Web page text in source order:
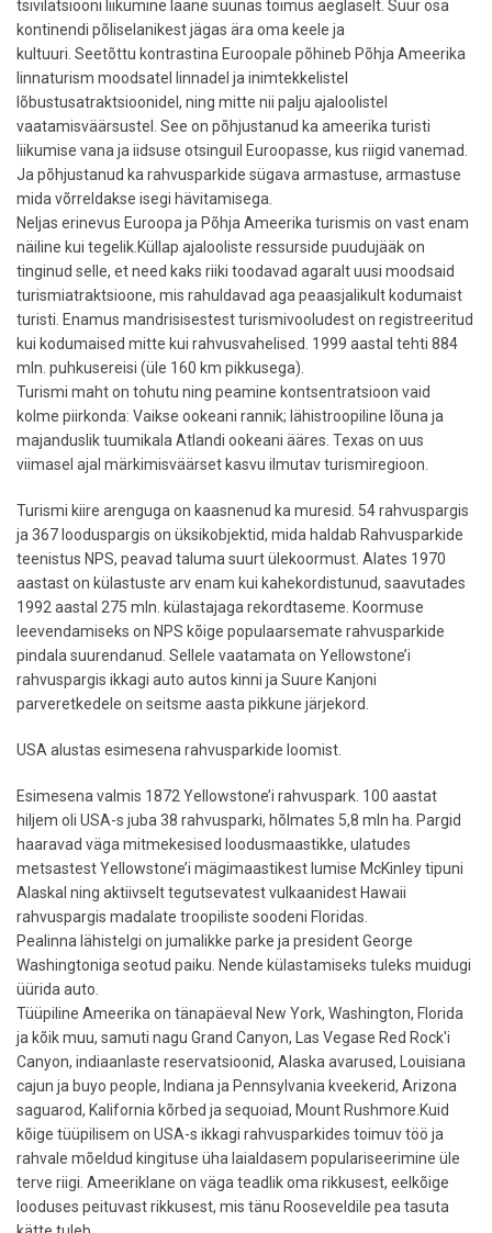
tsivilatsiooni liikumine lääne suunas toimus aeglaselt. Suur osa
kontinendi põliselanikest jägas ära oma keele ja
kultuuri. Seetõttu kontrastina Euroopale põhineb Põhja Ameerika
linnaturism moodsatel linnadel ja inimtekkelistel
lõbustusatraktsioonidel, ning mitte nii palju ajaloolistel
vaatamisväärsustel. See on põhjustanud ka ameerika turisti
liikumise vana ja iidsuse otsinguil Euroopasse, kus riigid vanemad.
Ja põhjustanud ka rahvusparkide sügava armastuse, armastuse
mida võrreldakse isegi hävitamisega.
Neljas erinevus Euroopa ja Põhja Ameerika turismis on vast enam
näiline kui tegelik.Küllap ajalooliste ressurside puudujääk on
tinginud selle, et need kaks riiki toodavad agaralt uusi moodsaid
turismiatraktsioone, mis rahuldavad aga peaasjalikult kodumaist
turisti. Enamus mandrisisestest turismivooludest on registreeritud
kui kodumaised mitte kui rahvusvahelised. 1999 aastal tehti 884
mln. puhkusereisi (üle 160 km pikkusega).
Turismi maht on tohutu ning peamine kontsentratsioon vaid
kolme piirkonda: Vaikse ookeani rannik; lähistroopiline lõuna ja
majanduslik tuumikala Atlandi ookeani ääres. Texas on uus
viimasel ajal märkimisväärset kasvu ilmutav turismiregioon.
Turismi kiire arenguga on kaasnenud ka muresid. 54 rahvuspargis
ja 367 looduspargis on üksikobjektid, mida haldab Rahvusparkide
teenistus NPS, peavad taluma suurt ülekoormust. Alates 1970
aastast on külastuste arv enam kui kahekordistunud, saavutades
1992 aastal 275 mln. külastajaga rekordtaseme. Koormuse
leevendamiseks on NPS kõige populaarsemate rahvusparkide
pindala suurendanud. Sellele vaatamata on Yellowstone’i
rahvuspargis ikkagi auto autos kinni ja Suure Kanjoni
parveretkedele on seitsme aasta pikkune järjekord.
USA alustas esimesena rahvusparkide loomist.
Esimesena valmis 1872 Yellowstone’i rahvuspark. 100 aastat
hiljem oli USA-s juba 38 rahvusparki, hõlmates 5,8 mln ha. Pargid
haaravad väga mitmekesised loodusmaastikke, ulatudes
metsastest Yellowstone’i mägimaastikest lumise McKinley tipuni
Alaskal ning aktiivselt tegutsevatest vulkaanidest Hawaii
rahvuspargis madalate troopiliste soodeni Floridas.
Pealinna lähistelgi on jumalikke parke ja president George
Washingtoniga seotud paiku. Nende külastamiseks tuleks muidugi
üürida auto.
Tüüpiline Ameerika on tänapäeval New York, Washington, Florida
ja kõik muu, samuti nagu Grand Canyon, Las Vegase Red Rock'i
Canyon, indiaanlaste reservatsioonid, Alaska avarused, Louisiana
cajun ja buyo people, Indiana ja Pennsylvania kveekerid, Arizona
saguarod, Kalifornia kõrbed ja sequoiad, Mount Rushmore.Kuid
kõige tüüpilisem on USA-s ikkagi rahvusparkides toimuv töö ja
rahvale mõeldud kingituse üha laialdasem populariseerimine üle
terve riigi. Ameeriklane on väga teadlik oma rikkusest, eelkõige
looduses peituvast rikkusest, mis tänu Rooseveldile pea tasuta